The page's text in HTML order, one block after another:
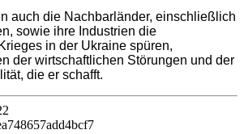
auch die Nachbarländer, einschließlich
sowie ihre Industrien die
in der Ukraine spüren,
der wirtschaftlichen Störungen und der
die er schafft.